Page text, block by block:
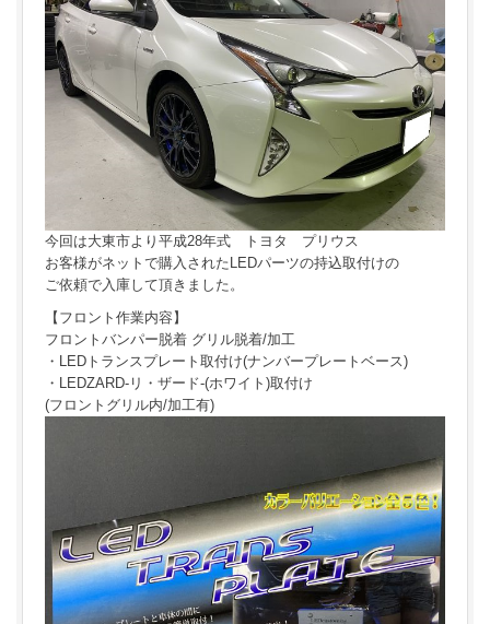
今回は大東市より平成28年式 トヨタ プリウス
お客様がネットで購入されたLEDパーツの持込取付けの
ご依頼で入庫して頂きました。
【フロント作業内容】
フロントバンパー脱着 グリル脱着/加工
・LEDトランスプレート取付け(ナンバープレートベース)
・LEDZARD-リ・ザード-(ホワイト)取付け
(フロントグリル内/加工有)